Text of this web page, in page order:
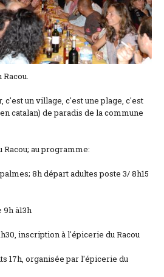
c'est un village, c'est une plage, c'est
catalan) de paradis de la commune
Racou; au programme:
8h départ adultes poste 3/ 8h15
à13h
inscription à l'épicerie du Racou
17h, organisée par l'épicerie du